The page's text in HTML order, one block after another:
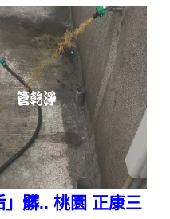
」髒.. 桃園 正康三